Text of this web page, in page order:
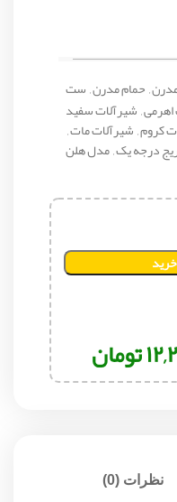
,حمام مدرن,ست
,شیرآلات سفید
کروم,شیرآلات مات,
درجه یک,مدل هلن
تومان
نظرات (0)